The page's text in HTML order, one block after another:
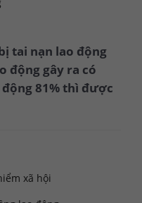
tai nạn lao động
động gây ra có
81% thì được
xã hội